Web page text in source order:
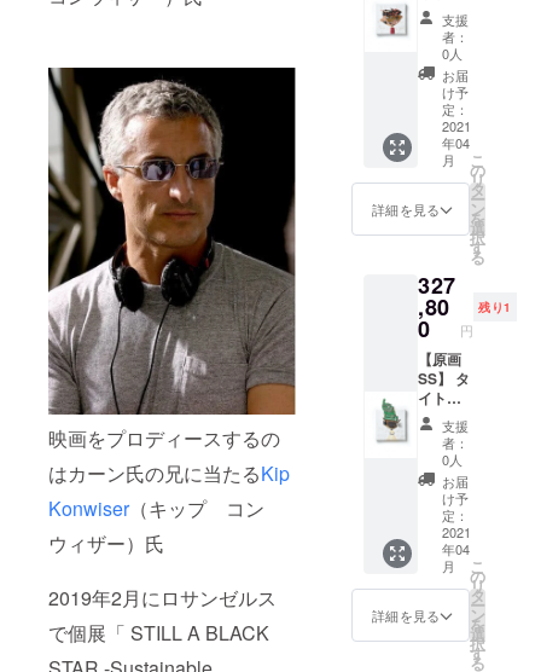
映画をプロディースするの
はカーン氏の兄に当たるKip
Konwiser（キップ コン
ウィザー）氏
2019年2月にロサンゼルス
で個展「 STILL A BLACK
Canvas
ル：『I
was
happy
』 美術
家・長
坂真護
がE-
WASTE
を使用
して描
いた一
点もの
ズ：20
㎝×20㎝
素材：
Oil and
E-
waste
on
Canvas
支援
者：
0人
お届
け予
定：
2021
年04
月
詳細を見る
こ
の
リ
タ
ー
ン
を
選
択
す
る
327
,80
0 円
残り1
【原画
SS】 タ
イト
ル：
『I'm
gonna
join
night
party』
美術
家・長
坂真護
がE-
WASTE
を使用
支援
者：
0人
お届
け予
定：
2021
年04
月
詳細を見る
こ
の
リ
タ
ー
ン
を
選
択
す
る